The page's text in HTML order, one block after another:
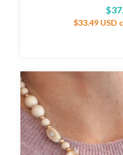
$33.49 USD